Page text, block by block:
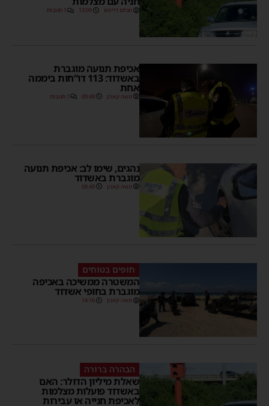
מנחם דויטש 13:09 1 תגובות
אכיפת תנועה מוגברת
באשדוד: 113 דו”חות ביממה
אחת
משה קאהן 09:48 1 תגובות
נהגים, שימו לב: אכיפת תנועה
מוגברת באשדוד
משה קאהן 08:49
חופים בטוחים
המשטרה ממשיכה באכיפה
מוגברת בחופי אשדוד
משה קאהן 14:16
הבהרה ברורה
שאלת מיליון הדולר: האם
באשדוד פועלות מצלמות
לאכיפת חנייה או עבירות